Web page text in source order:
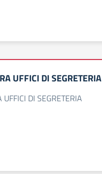
UFFICI DI SEGRETERIA
DI SEGRETERIA